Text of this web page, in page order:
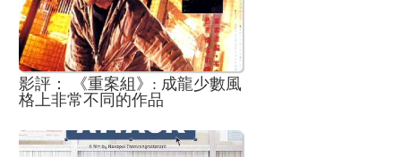
影評： 《重案組》: 成龍少數風
格上非常不同的作品